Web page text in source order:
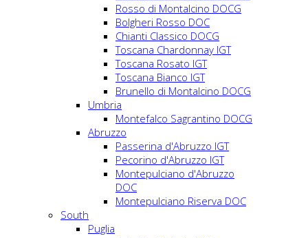
Rosso di Montalcino DOCG
Bolgheri Rosso DOC
Chianti Classico DOCG
Toscana Chardonnay IGT
Toscana Rosato IGT
Toscana Bianco IGT
Brunello di Montalcino DOCG
Umbria
Montefalco Sagrantino DOCG
Abruzzo
Passerina d'Abruzzo IGT
Pecorino d'Abruzzo IGT
Montepulciano d'Abruzzo
DOC
Montepulciano Riserva DOC
South
Puglia